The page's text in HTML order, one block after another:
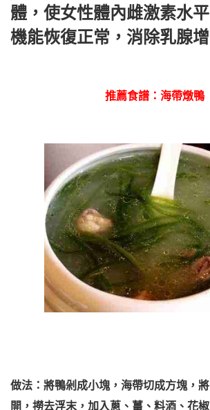
體，使女性體內雌激素水
機能恢復正常，消除乳腺
推薦食譜：海帶燉鴨
做法：將鴨剁成小塊，海帶切成方塊，
開，撈去浮末，加入蔥、薑、料酒、花